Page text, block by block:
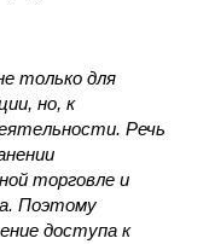
только для
но, к
Речь
торговле и
Поэтому
доступа к